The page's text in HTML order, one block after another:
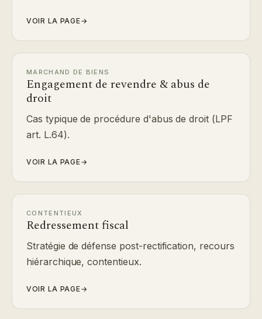
VOIR LA PAGE→
MARCHAND DE BIENS
Engagement de revendre & abus de
droit
Cas typique de procédure d'abus de droit (LPF
art. L.64).
VOIR LA PAGE→
CONTENTIEUX
Redressement fiscal
Stratégie de défense post-rectification, recours
hiérarchique, contentieux.
VOIR LA PAGE→